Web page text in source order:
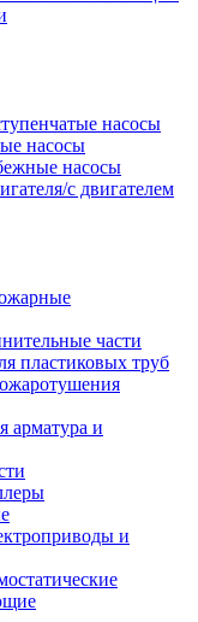
насосы
насосы
насосы
с двигателем
части
пластиковых труб
арматура и
и